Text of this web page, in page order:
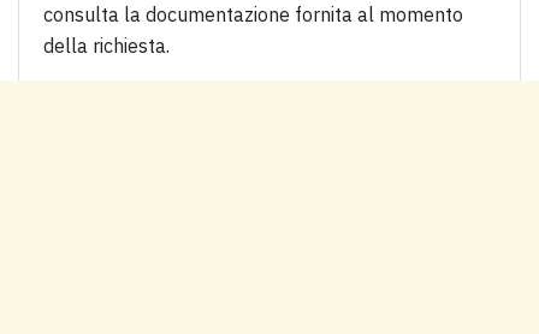
consulta la documentazione fornita al momento
della richiesta.